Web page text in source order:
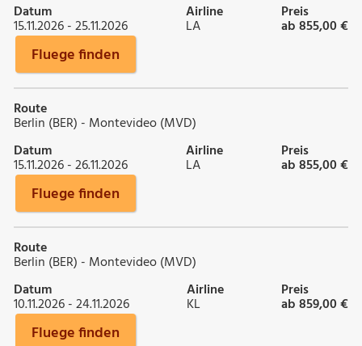
Datum
15.11.2026 - 25.11.2026
Airline
LA
Preis
ab 855,00 €
Fluege finden
Route
Berlin (BER) - Montevideo (MVD)
Datum
15.11.2026 - 26.11.2026
Airline
LA
Preis
ab 855,00 €
Fluege finden
Route
Berlin (BER) - Montevideo (MVD)
Datum
10.11.2026 - 24.11.2026
Airline
KL
Preis
ab 859,00 €
Fluege finden